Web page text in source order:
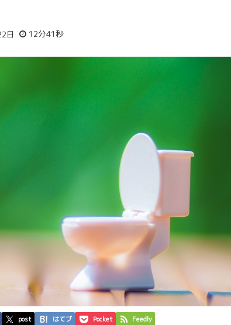
日 12分41秒
post はてブ Pocket Feedly